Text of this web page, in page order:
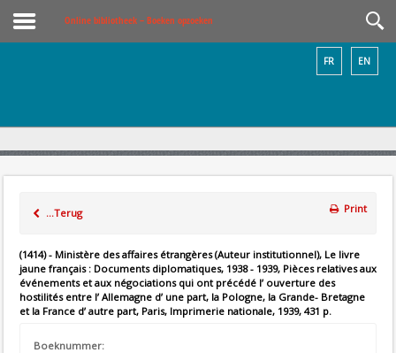
Online bibliotheek – Boeken opzoeken
EN
FR
...Terug Print
(1414) - Ministère des affaires étrangères (Auteur institutionnel), Le livre
jaune français : Documents diplomatiques, 1938 - 1939, Pièces relatives aux
événements et aux négociations qui ont précédé l’ ouverture des
hostilités entre l’ Allemagne d’ une part, la Pologne, la Grande- Bretagne
et la France d’ autre part, Paris, Imprimerie nationale, 1939, 431 p.
Boeknummer: